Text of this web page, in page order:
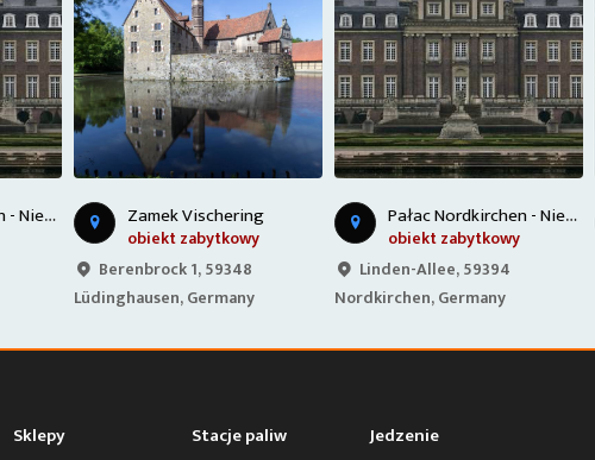
P
ałac Nordkirchen - Niemcy Zamek Vischering
obiekt zabytkowy
Berenbrock 1, 59348
Lüdinghausen, Germany
P
ałac Nordkirchen - Niemcy
obiekt zabytkowy
Linden-Allee, 59394
Nordkirchen, Germany
Sklepy Stacje paliw
Jedzenie